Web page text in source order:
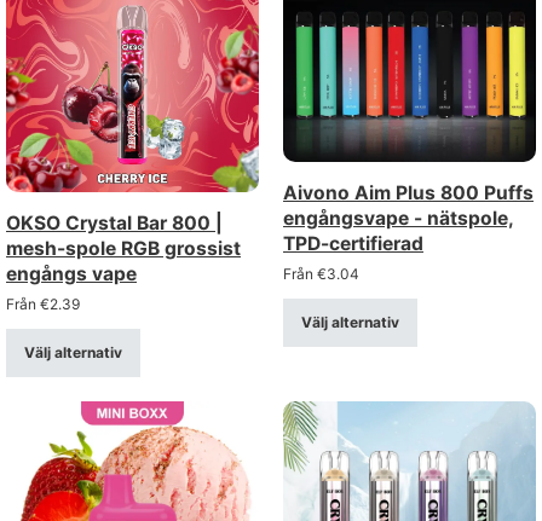
OKSO Crystal Bar 800 |
mesh-spole RGB grossist
engångs vape
Från €2.39
Välj alternativ
Aivono Aim Plus 800 Puffs
engångsvape - nätspole,
TPD-certifierad
Från €3.04
Välj alternativ